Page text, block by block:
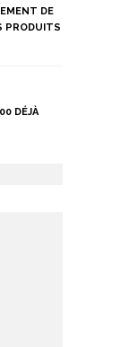
DE
PRODUITS
DÉJÀ